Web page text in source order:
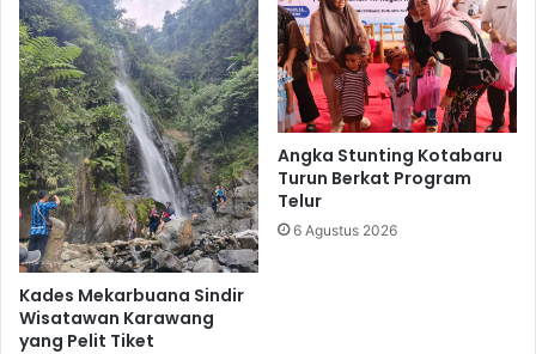
Kades Mekarbuana Sindir
Wisatawan Karawang
yang Pelit Tiket
Angka Stunting Kotabaru
Turun Berkat Program
Telur
6 Agustus 2026